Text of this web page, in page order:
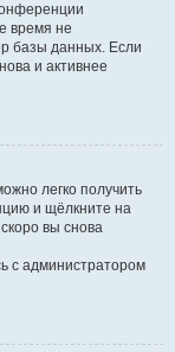
время не
базы данных. Если
и активнее
легко получить
и щёлкните на
вы снова
с администратором